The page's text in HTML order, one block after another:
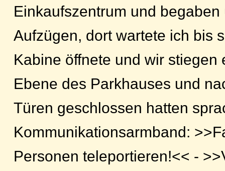
Einkaufszentrum und begaben
Aufzügen, dort wartete ich bis
Kabine öffnete und wir stiegen
Ebene des Parkhauses und
Türen geschlossen hatten
Kommunikationsarmband:
Personen teleportieren!<< -